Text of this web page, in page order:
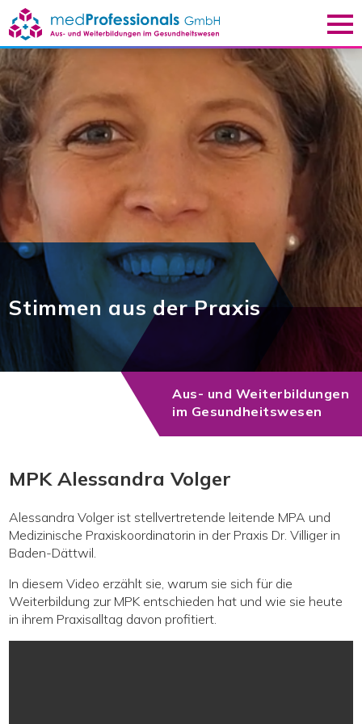
Aus- & Weiterbildung
Angebotsübersicht
MPK klinische Richtung
MPK praxisleitende
Umstieg zur MPA
Seminare & Workshops
Kontakt
Stimmen aus der Praxis
Aus- und Weiterbildungen
im Gesundheitswesen
MPK Alessandra Volger
Alessandra Volger ist stellvertretende leitende MPA und
Medizinische Praxiskoordinatorin in der Praxis Dr. Villiger in
Baden-Dättwil.
In diesem Video erzählt sie, warum sie sich für die
Weiterbildung zur MPK entschieden hat und wie sie heute
in ihrem Praxisalltag davon profitiert.